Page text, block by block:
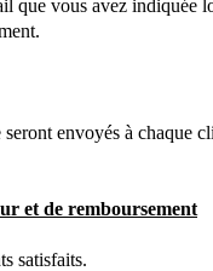
que vous avez indiquée
envoyés à chaque
et de remboursement
satisfaits.